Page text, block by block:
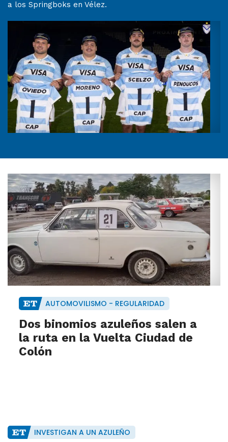
a los Springboks en Vélez.
AUTOMOVILISMO - REGULARIDAD
Dos binomios azuleños salen a
la ruta en la Vuelta Ciudad de
Colón
INVESTIGAN A UN AZULEÑO